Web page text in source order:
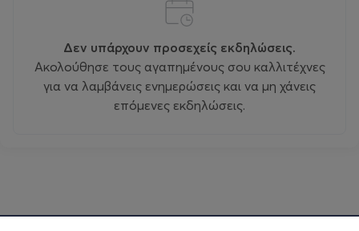
Δεν υπάρχουν προσεχείς εκδηλώσεις.
Ακολούθησε τους αγαπημένους σου καλλιτέχνες
για να λαμβάνεις ενημερώσεις και να μη χάνεις
επόμενες εκδηλώσεις.